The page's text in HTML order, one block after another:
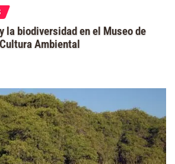
la biodiversidad en el Museo de
Ambiental